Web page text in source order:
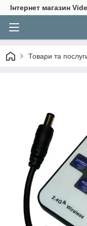
Інтернет магазин
Товари та